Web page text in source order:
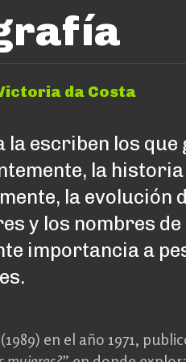
da Costa
la escriben los que
la
la evolución
y los nombres
importancia a
(1989) en el año 1971,